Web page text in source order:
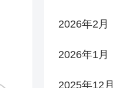
2026年2月
2026年1月
2025年12月